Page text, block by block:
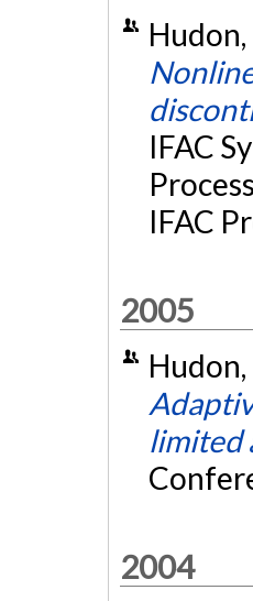
Hudon,
IFAC
IFAC
2005
Hudon,
limited
2004